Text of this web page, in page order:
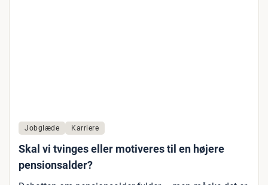
Jobglæde Karriere
Skal vi tvinges eller motiveres til en højere
pensionsalder?